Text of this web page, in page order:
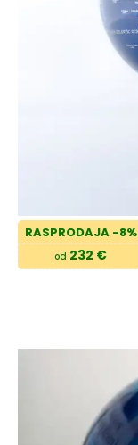
RASPRODAJA -8%
od 232 €